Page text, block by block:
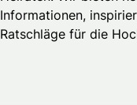
Informationen,
Ratschläge für die